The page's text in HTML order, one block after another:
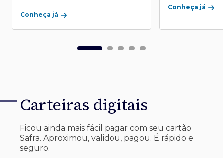
Conheça já
Conheça já
Carteiras digitais
Ficou ainda mais fácil pagar com seu cartão
Safra. Aproximou, validou, pagou. É rápido e
seguro.